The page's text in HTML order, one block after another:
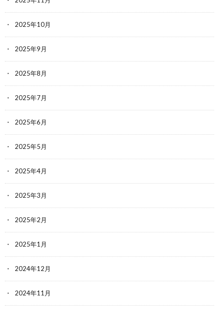
2025年10月
2025年9月
2025年8月
2025年7月
2025年6月
2025年5月
2025年4月
2025年3月
2025年2月
2025年1月
2024年12月
2024年11月